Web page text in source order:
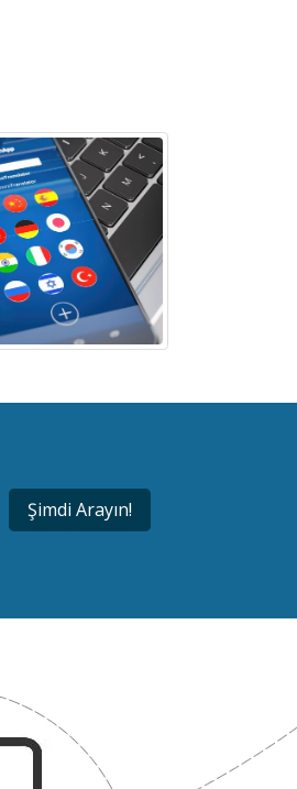
Şimdi Arayın!